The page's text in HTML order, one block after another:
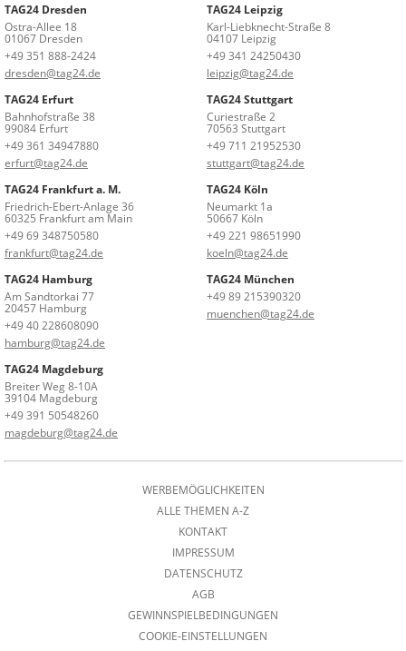
TAG24 Dresden
Ostra-Allee 18
01067 Dresden
+49 351 888-2424
dresden@tag24.de
TAG24 Leipzig
Karl-Liebknecht-Straße 8
04107 Leipzig
+49 341 24250430
leipzig@tag24.de
TAG24 Erfurt
Bahnhofstraße 38
99084 Erfurt
+49 361 34947880
erfurt@tag24.de
TAG24 Stuttgart
Curiestraße 2
70563 Stuttgart
+49 711 21952530
stuttgart@tag24.de
TAG24 Frankfurt a. M.
Friedrich-Ebert-Anlage 36
60325 Frankfurt am Main
+49 69 348750580
frankfurt@tag24.de
TAG24 Köln
Neumarkt 1a
50667 Köln
+49 221 98651990
koeln@tag24.de
TAG24 Hamburg
Am Sandtorkai 77
20457 Hamburg
+49 40 228608090
hamburg@tag24.de
TAG24 München
+49 89 215390320
muenchen@tag24.de
TAG24 Magdeburg
Breiter Weg 8-10A
39104 Magdeburg
+49 391 50548260
magdeburg@tag24.de
WERBEMÖGLICHKEITEN
ALLE THEMEN A-Z
KONTAKT
IMPRESSUM
DATENSCHUTZ
AGB
GEWINNSPIELBEDINGUNGEN
COOKIE-EINSTELLUNGEN